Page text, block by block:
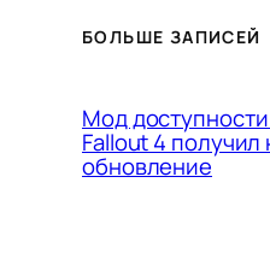
БОЛЬШЕ ЗАПИСЕЙ
Мод
Fallout 4 получил
обновление